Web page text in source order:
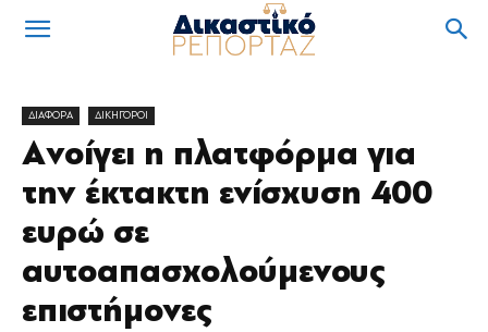
ΔΙΑΦΟΡΑ ΔΙΚΗΓΟΡΟΙ
Aνοίγει η πλατφόρμα για
την έκτακτη ενίσχυση 400
ευρώ σε
αυτοαπασχολούμενους
επιστήμονες